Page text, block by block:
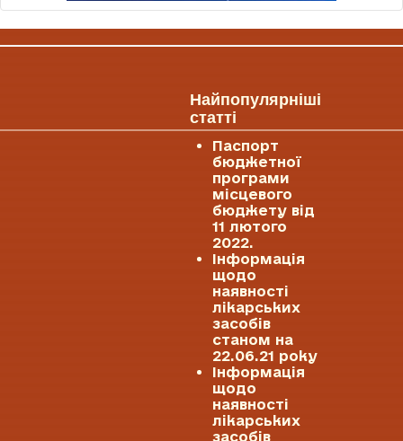
Найпопулярніші
статті
Паспорт
бюджетної
програми
місцевого
бюджету від
11 лютого
2022.
Інформація
щодо
наявності
лікарських
засобів
станом на
22.06.21 року
Інформація
щодо
наявності
лікарських
засобів